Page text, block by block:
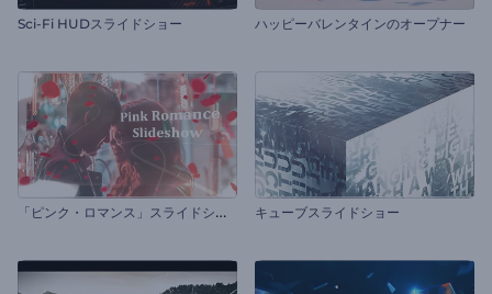
Sci-Fi HUDスライドショー ハッピーバレンタインのオープナー
「
ピンク・ロマンス」スライドショー キューブスライドショー